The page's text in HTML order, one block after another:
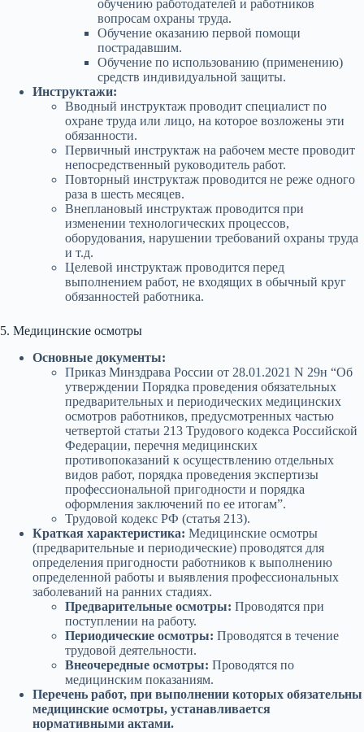
обучению работодателей и работников
вопросам охраны труда.
Обучение оказанию первой помощи
пострадавшим.
Обучение по использованию (применению)
средств индивидуальной защиты.
Инструктажи:
Вводный инструктаж проводит специалист по
охране труда или лицо, на которое возложены эти
обязанности.
Первичный инструктаж на рабочем месте проводит
непосредственный руководитель работ.
Повторный инструктаж проводится не реже одного
раза в шесть месяцев.
Внеплановый инструктаж проводится при
изменении технологических процессов,
оборудования, нарушении требований охраны труда
и т.д.
Целевой инструктаж проводится перед
выполнением работ, не входящих в обычный круг
обязанностей работника.
5. Медицинские осмотры
Основные документы:
Приказ Минздрава России от 28.01.2021 N 29н “Об
утверждении Порядка проведения обязательных
предварительных и периодических медицинских
осмотров работников, предусмотренных частью
четвертой статьи 213 Трудового кодекса Российской
Федерации, перечня медицинских
противопоказаний к осуществлению отдельных
видов работ, порядка проведения экспертизы
профессиональной пригодности и порядка
оформления заключений по ее итогам”.
Трудовой кодекс РФ (статья 213).
Краткая характеристика: Медицинские осмотры
(предварительные и периодические) проводятся для
определения пригодности работников к выполнению
определенной работы и выявления профессиональных
заболеваний на ранних стадиях.
Предварительные осмотры: Проводятся при
поступлении на работу.
Периодические осмотры: Проводятся в течение
трудовой деятельности.
Внеочередные осмотры: Проводятся по
медицинским показаниям.
Перечень работ, при выполнении которых обязательны
медицинские осмотры, устанавливается
нормативными актами.